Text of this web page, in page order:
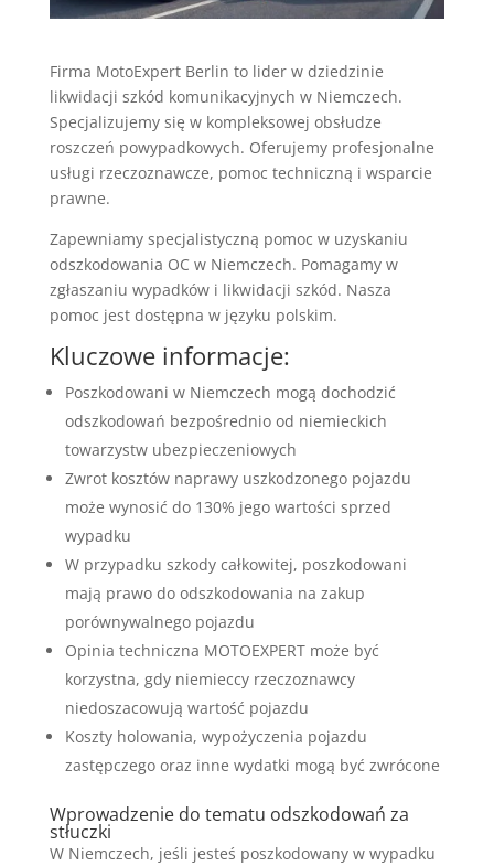
Firma MotoExpert Berlin to lider w dziedzinie
likwidacji szkód komunikacyjnych w Niemczech.
Specjalizujemy się w kompleksowej obsłudze
roszczeń powypadkowych. Oferujemy profesjonalne
usługi rzeczoznawcze, pomoc techniczną i wsparcie
prawne.
Zapewniamy specjalistyczną pomoc w uzyskaniu
odszkodowania OC w Niemczech. Pomagamy w
zgłaszaniu wypadków i likwidacji szkód. Nasza
pomoc jest dostępna w języku polskim.
Kluczowe informacje:
Poszkodowani w Niemczech mogą dochodzić
odszkodowań bezpośrednio od niemieckich
towarzystw ubezpieczeniowych
Zwrot kosztów naprawy uszkodzonego pojazdu
może wynosić do 130% jego wartości sprzed
wypadku
W przypadku szkody całkowitej, poszkodowani
mają prawo do odszkodowania na zakup
porównywalnego pojazdu
Opinia techniczna MOTOEXPERT może być
korzystna, gdy niemieccy rzeczoznawcy
niedoszacowują wartość pojazdu
Koszty holowania, wypożyczenia pojazdu
zastępczego oraz inne wydatki mogą być zwrócone
Wprowadzenie do tematu odszkodowań za
stłuczki
W Niemczech, jeśli jesteś poszkodowany w wypadku